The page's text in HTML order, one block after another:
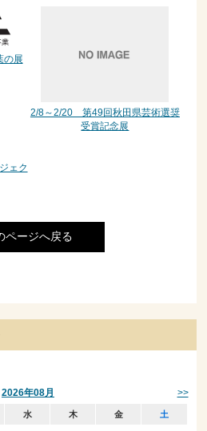
の展
2/8～2/20 第49回秋田県芸術選奨
受賞記念展
ェク
ページへ戻る
2026年08月 >>
水 木 金 土